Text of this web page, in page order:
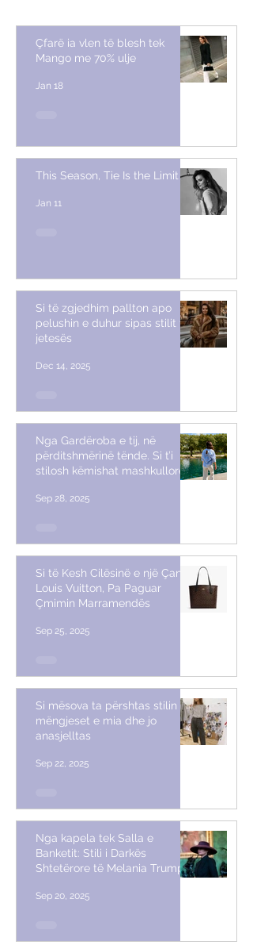
Çfarë ia vlen të blesh tek
Mango me 70% ulje
Jan 18
This Season, Tie Is the Limit
Jan 11
Si të zgjedhim pallton apo
pelushin e duhur sipas stilit të
jetesës
Dec 14, 2025
Nga Gardëroba e tij, në
përditshmërinë tënde. Si t’i
stilosh këmishat mashkullore
Sep 28, 2025
Si të Kesh Cilësinë e një Çante
Louis Vuitton, Pa Paguar
Çmimin Marramendës
Sep 25, 2025
Si mësova ta përshtas stilin me
mëngjeset e mia dhe jo
anasjelltas
Sep 22, 2025
Nga kapela tek Salla e
Banketit: Stili i Darkës
Shtetërore të Melania Trump
Sep 20, 2025